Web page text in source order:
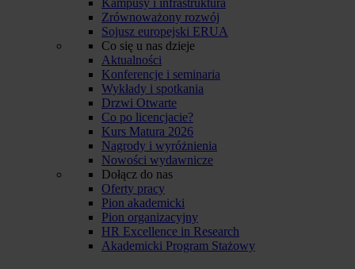
Zrównoważony rozwój
Sojusz europejski ERUA
Co się u nas dzieje
Aktualności
Konferencje i seminaria
Wykłady i spotkania
Drzwi Otwarte
Co po licencjacie?
Kurs Matura 2026
Nagrody i wyróżnienia
Nowości wydawnicze
Dołącz do nas
Oferty pracy
Pion akademicki
Pion organizacyjny
HR Excellence in Research
Akademicki Program Stażowy